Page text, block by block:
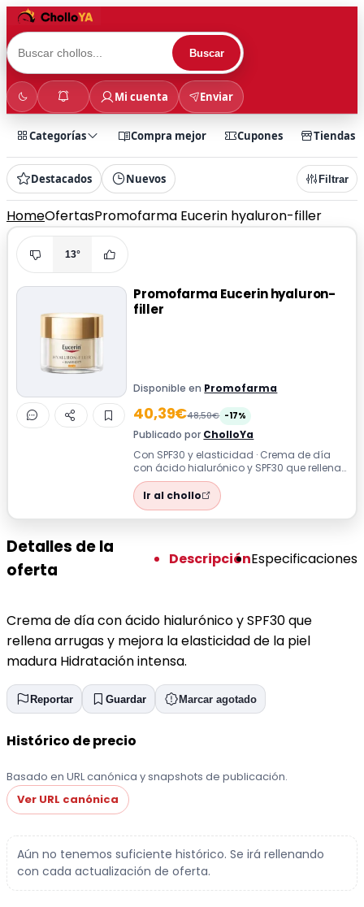
Buscar
Mi cuenta Enviar
Categorías Compra mejor Cupones Tiendas
Destacados Nuevos Filtrar
HomeOfertasPromofarma Eucerin hyaluron-filler
13°
Promofarma Eucerin hyaluron-
filler
Disponible en Promofarma
40,39€48,50€ -17%
Publicado por CholloYa
Con SPF30 y elasticidad · Crema de día
con ácido hialurónico y SPF30 que rellena
arrugas y mejora la elasticidad de l...
Ir al chollo
Detalles de la
oferta
DescripciónEspecificaciones
Crema de día con ácido hialurónico y SPF30 que
rellena arrugas y mejora la elasticidad de la piel
madura Hidratación intensa.
Reportar Guardar Marcar agotado
Histórico de precio
Basado en URL canónica y snapshots de publicación.
Ver URL canónica
Aún no tenemos suficiente histórico. Se irá rellenando
con cada actualización de oferta.